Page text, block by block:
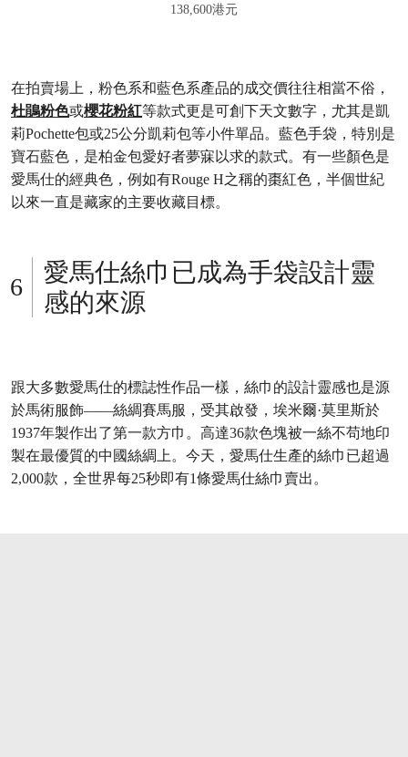
138,600港元
在拍賣場上，粉色系和藍色系產品的成交價往往相當不俗，
杜鵑粉色或櫻花粉紅等款式更是可創下天文數字，尤其是凱
莉Pochette包或25公分凱莉包等小件單品。藍色手袋，特別是
寶石藍色，是柏金包愛好者夢寐以求的款式。有一些顏色是
愛馬仕的經典色，例如有Rouge H之稱的棗紅色，半個世紀
以來一直是藏家的主要收藏目標。
愛馬仕絲巾已成為手袋設計靈
感的來源
跟大多數愛馬仕的標誌性作品一樣，絲巾的設計靈感也是源
於馬術服飾——絲綢賽馬服，受其啟發，埃米爾·莫里斯於
1937年製作出了第一款方巾。高達36款色塊被一絲不苟地印
製在最優質的中國絲綢上。今天，愛馬仕生產的絲巾已超過
2,000款，全世界每25秒即有1條愛馬仕絲巾賣出。